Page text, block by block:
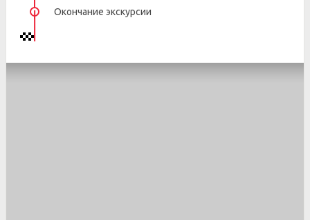
Окончание экскурсии